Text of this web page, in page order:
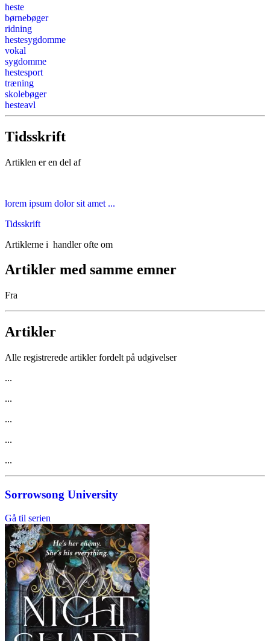
heste
børnebøger
ridning
hestesygdomme
vokal
sygdomme
hestesport
træning
skolebøger
hesteavl
Tidsskrift
Artiklen er en del af
lorem ipsum dolor sit amet ...
Tidsskrift
Artiklerne i handler ofte om
Artikler med samme emner
Fra
Artikler
Alle registrerede artikler fordelt på udgivelser
...
...
...
...
...
Sorrowsong University
Gå til serien